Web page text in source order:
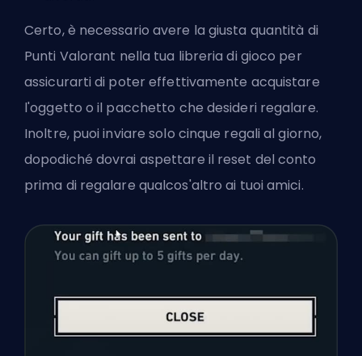
Certo, è necessario avere la giusta quantità di
Punti Valorant nella tua libreria di gioco per
assicurarti di poter effettivamente acquistare
l'oggetto o il pacchetto che desideri regalare.
Inoltre, puoi inviare solo cinque regali al giorno,
dopodiché dovrai aspettare il reset del conto
prima di regalare qualcos'altro ai tuoi amici.